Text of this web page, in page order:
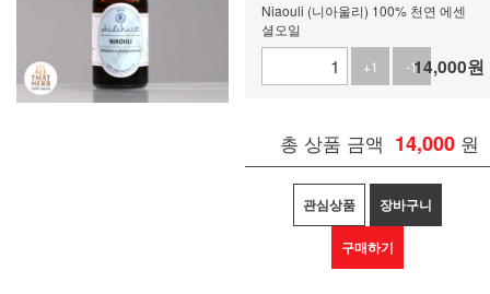
Niaouli (니아울리) 100% 천연 에센
셜오일
+1
-114,000원
총 상품 금액 14,000 원
관심상품 장바구니
구매하기